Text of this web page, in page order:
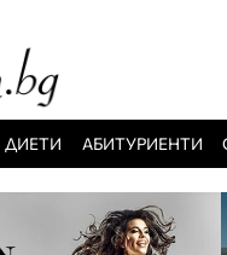
ДИЕТИ АБИТУРИЕНТИ